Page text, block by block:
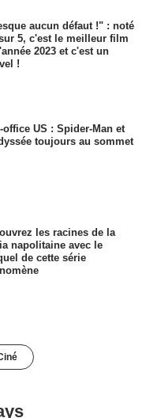
aucun défaut !" : noté
5, c'est le meilleur film
2023 et c'est un
!
office US : Spider-Man et
toujours au sommet
les racines de la
napolitaine avec le
de cette série